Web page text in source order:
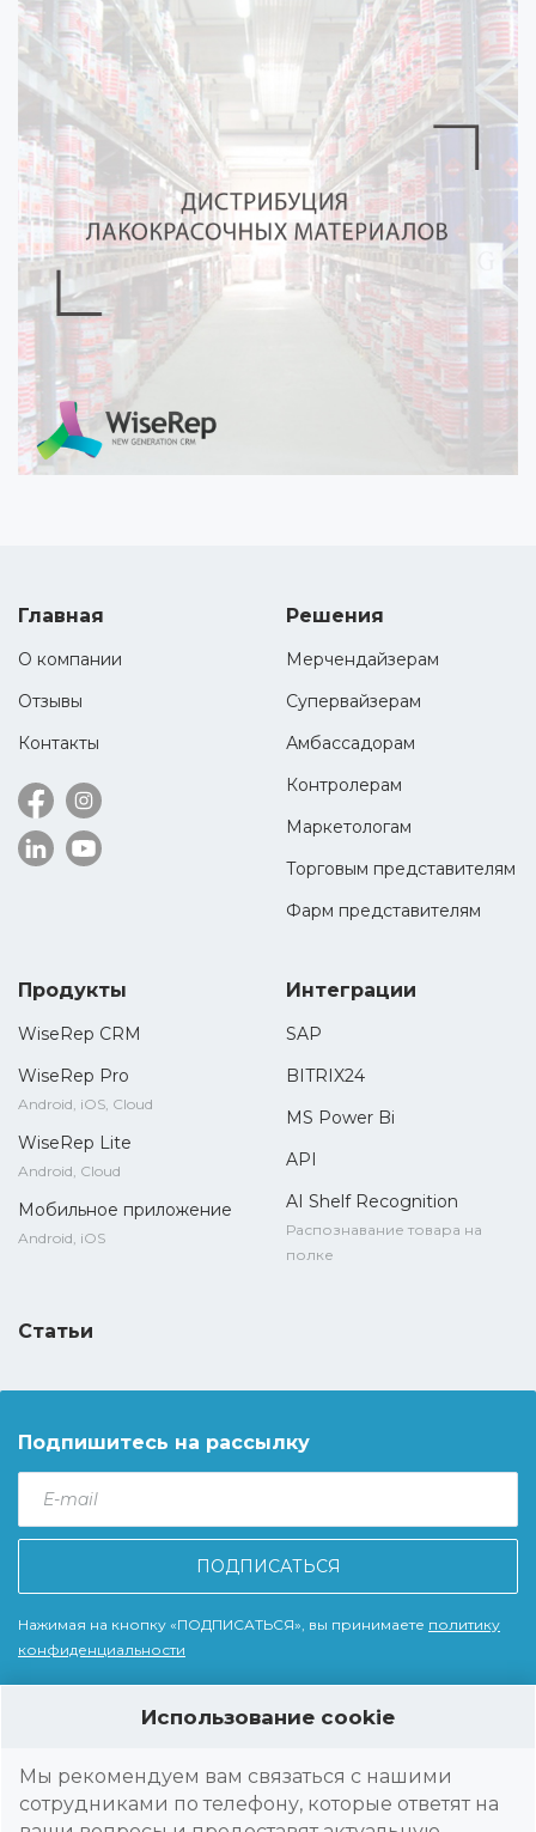
Главная
О компании
Отзывы
Контакты
Решения
Мерчендайзерам
Супервайзерам
Амбассадорам
Контролерам
Маркетологам
Торговым представителям
Фарм представителям
Продукты
WiseRep CRM
WiseRep Pro
Android, iOS, Cloud
WiseRep Lite
Android, Cloud
Мобильное приложение
Android, iOS
Интеграции
SAP
BITRIX24
MS Power Bi
API
AI Shelf Recognition
Распознавание товара на
полке
Статьи
Подпишитесь на рассылку
mail
Нажимая на кнопку «ПОДПИСАТЬСЯ», вы принимаете политику
конфиденциальности
автоматизировать работу полевых сотрудников из различных
рыночных отраслей - производство и дистрибуция продуктов
Использование cookie
Мы рекомендуем вам связаться с нашими
сотрудниками по телефону, которые ответят на